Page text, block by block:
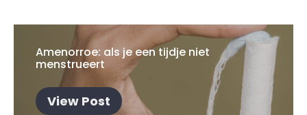
Amenorroe: als je een tijdje niet
menstrueert
View Post